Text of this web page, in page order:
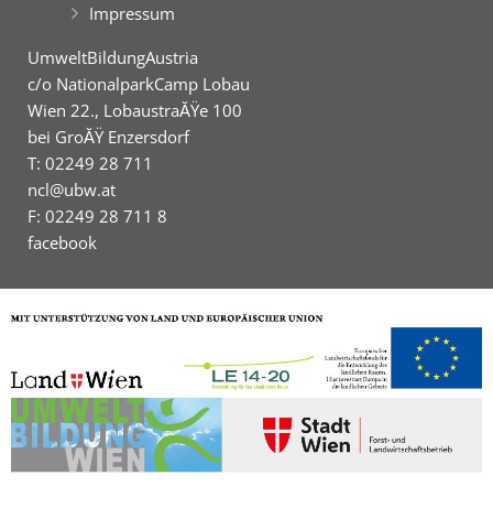
Impressum
UmweltBildungAustria
c/o NationalparkCamp Lobau
Wien 22., LobaustraĂŸe 100
bei GroĂŸ Enzersdorf
T: 02249 28 711
ncl@ubw.at
F: 02249 28 711 8
facebook